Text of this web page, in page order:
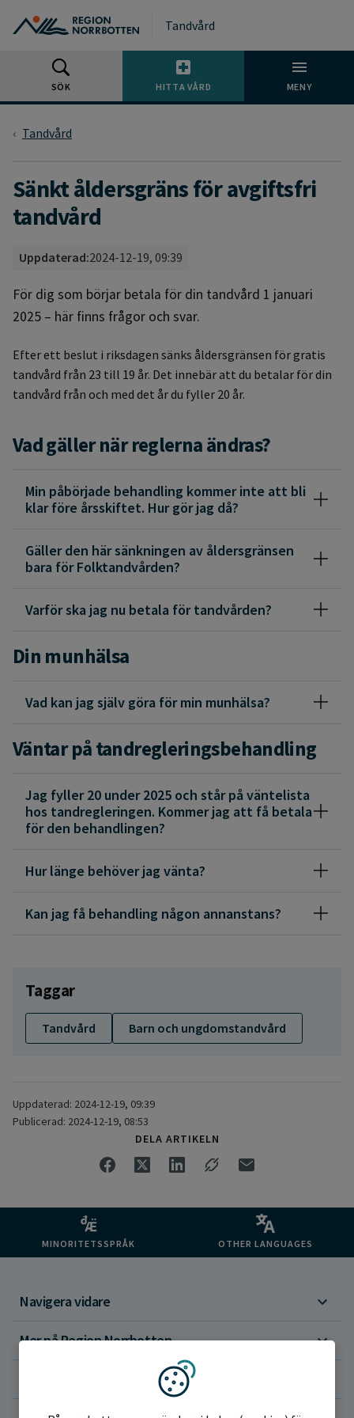
Tandvård
SÖK HITTA VÅRD MENY
Tandvård
Sänkt åldersgräns för avgiftsfri
tandvård
Uppdaterad:2024-12-19, 09:39
För dig som börjar betala för din tandvård 1 januari
2025 – här finns frågor och svar.
Efter ett beslut i riksdagen sänks åldersgränsen för gratis
tandvård från 23 till 19 år. Det innebär att du betalar för din
tandvård från och med det år du fyller 20 år.
Vad gäller när reglerna ändras?
Min påbörjade behandling kommer inte att bli
klar före årsskiftet. Hur gör jag då?
Gäller den här sänkningen av åldersgränsen
bara för Folktandvården?
Varför ska jag nu betala för tandvården?
Din munhälsa
Vad kan jag själv göra för min munhälsa?
Väntar på tandregleringsbehandling
Jag fyller 20 under 2025 och står på väntelista
hos tandregleringen. Kommer jag att få betala
för den behandlingen?
Hur länge behöver jag vänta?
Kan jag få behandling någon annanstans?
Taggar
Tandvård Barn och ungdomstandvård
Uppdaterad: 2024-12-19, 09:39
Publicerad: 2024-12-19, 08:53
DELA ARTIKELN
MINORITETSSPRÅK OTHER LANGUAGES
Navigera vidare
Mer på Region Norrbotten
Vi använder kakor